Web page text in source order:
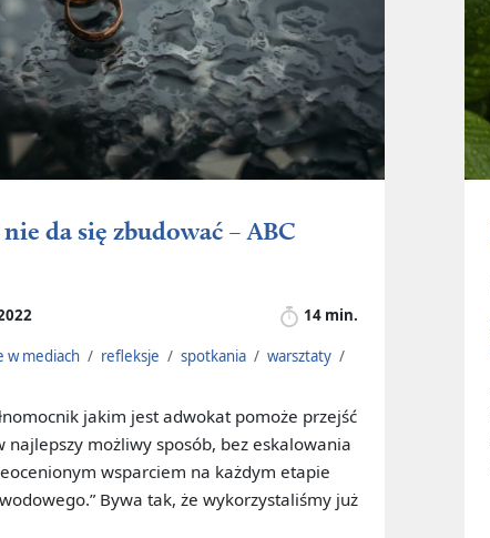
da się zbudować – ABC
14 min.
w mediach / refleksje / spotkania / warsztaty /
jakim jest adwokat pomoże przejść
najlepszy możliwy sposób, bez eskalowania
wsparciem na każdym etapie
Bywa tak, że wykorzystaliśmy już